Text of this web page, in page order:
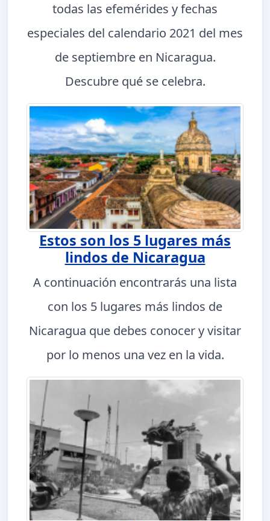
todas las efemérides y fechas
especiales del calendario 2021 del mes
de septiembre en Nicaragua.
Descubre qué se celebra.
Estos son los 5 lugares más
lindos de Nicaragua
A continuación encontrarás una lista
con los 5 lugares más lindos de
Nicaragua que debes conocer y visitar
por lo menos una vez en la vida.